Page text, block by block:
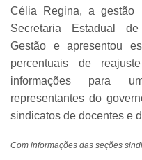
Célia Regina, a gestão
Secretaria Estadual
Gestão e apresentou
percentuais de
informações para
representantes do
sindicatos de docentes e
Com informações das seções